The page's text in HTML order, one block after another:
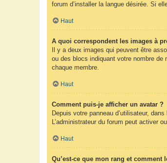
forum d’installer la langue désirée. Si
Haut
A quoi correspondent les images à
Il y a deux images qui peuvent être
ou des blocs indiquant votre nombre de
chaque membre.
Haut
Comment puis-je afficher un avatar ?
Depuis votre panneau d’utilisateur,
L’administrateur du forum peut activer
Haut
Qu’est-ce que mon rang et comment